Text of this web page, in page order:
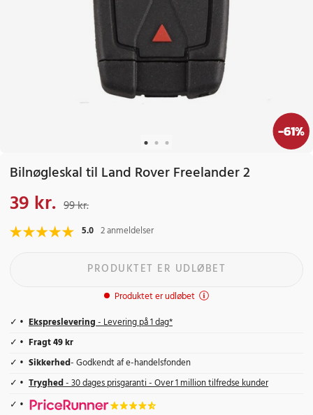
-61%
Bilnøgleskal til Land Rover Freelander 2
Nuværende pris
39 kr. 99 kr.
5.0 2 anmeldelser
PRODUKTET ER UDLØBET
Produktet er udløbet
Ekspreslevering- Levering på 1 dag*
Fragt 49 kr
Sikkerhed- Godkendt af e-handelsfonden
Tryghed- 30 dages prisgaranti - Over 1 million tilfredse kunder